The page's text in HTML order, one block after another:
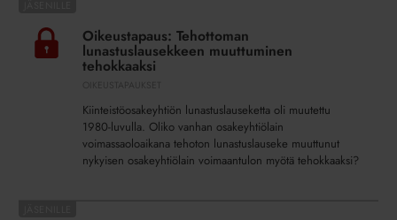
Tehottoman
lunastuslausekkeen
muuttuminen
Oikeustapaus: Tehottoman
lunastuslausekkeen muuttuminen
tehokkaaksi
Kiinteistöosakeyhtiön lunastuslauseketta oli muutettu
1980-luvulla. Oliko vanhan osakeyhtiölain
voimassaoloaikana tehoton lunastuslauseke muuttunut
nykyisen osakeyhtiölain voimaantulon myötä tehokkaaksi?